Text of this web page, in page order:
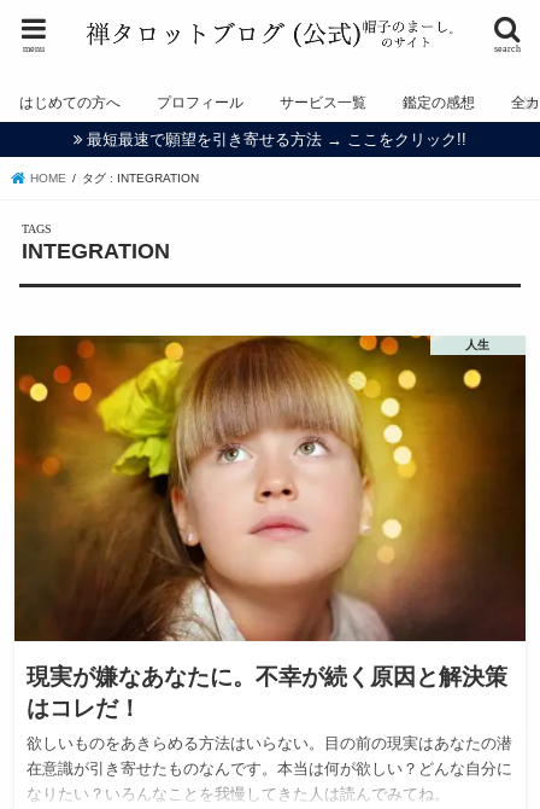
search
menu
はじめての方へ プロフィール サービス一覧 鑑定の感想 全
最短最速で願望を引き寄せる方法 → ここをクリック!!
HOME タグ : INTEGRATION
INTEGRATION
人生
現実が嫌なあなたに。不幸が続く原因と解決策
はコレだ！
欲しいものをあきらめる方法はいらない。目の前の現実はあなたの潜
在意識が引き寄せたものなんです。本当は何が欲しい？どんな自分に
なりたい？いろんなことを我慢してきた人は読んでみてね。